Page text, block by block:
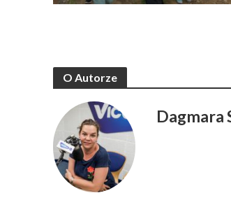
O Autorze
Dagmara